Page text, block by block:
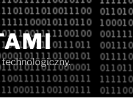
technologiczny.